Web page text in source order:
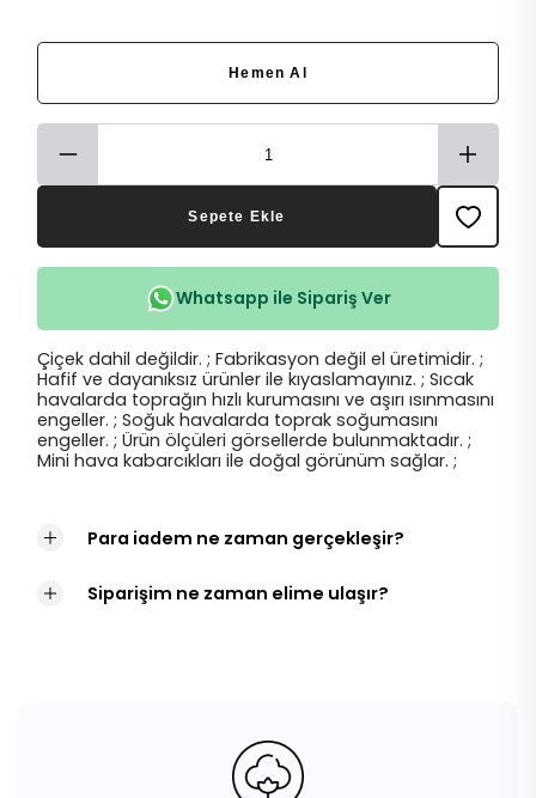
Hemen Al
Sepete Ekle
Whatsapp ile Sipariş Ver
Çiçek dahil değildir. ; Fabrikasyon değil el üretimidir. ;
Hafif ve dayanıksız ürünler ile kıyaslamayınız. ; Sıcak
havalarda toprağın hızlı kurumasını ve aşırı ısınmasını
engeller. ; Soğuk havalarda toprak soğumasını
engeller. ; Ürün ölçüleri görsellerde bulunmaktadır. ;
Mini hava kabarcıkları ile doğal görünüm sağlar. ;
Para iadem ne zaman gerçekleşir?
Siparişim ne zaman elime ulaşır?